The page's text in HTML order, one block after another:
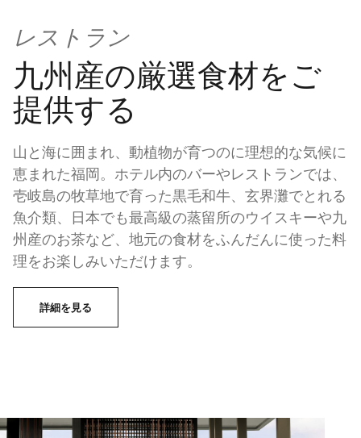
レストラン
九州産の厳選食材をご
提供する
山と海に囲まれ、動植物が育つのに理想的な気候に
恵まれた福岡。ホテル内のバーやレストランでは、
壱岐島の牧草地で育った黒毛和牛、玄界灘でとれる
魚介類、日本でも最高級の蒸留所のウイスキーや九
州産のお茶など、地元の食材をふんだんに使った料
理をお楽しみいただけます。
詳細を見る